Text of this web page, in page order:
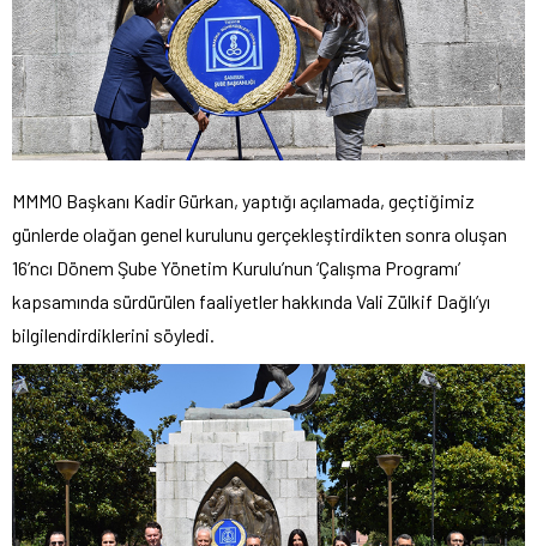
MMMO Başkanı Kadir Gürkan, yaptığı açılamada, geçtiğimiz
günlerde olağan genel kurulunu gerçekleştirdikten sonra oluşan
16’ncı Dönem Şube Yönetim Kurulu’nun ‘Çalışma Programı’
kapsamında sürdürülen faaliyetler hakkında Vali Zülkif Dağlı’yı
bilgilendirdiklerini söyledi.